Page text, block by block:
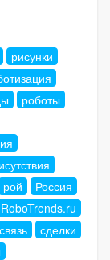
рисунки
роботы
рой
Россия
связь
сделки